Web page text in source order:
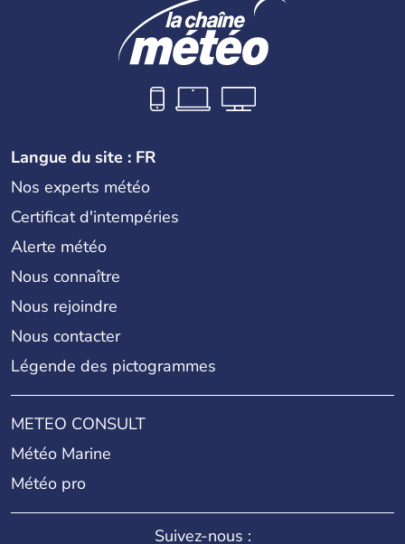
Langue du site : FR
Nos experts météo
Certificat d'intempéries
Alerte météo
Nous connaître
Nous rejoindre
Nous contacter
Légende des pictogrammes
METEO CONSULT
Météo Marine
Météo pro
Suivez-nous :